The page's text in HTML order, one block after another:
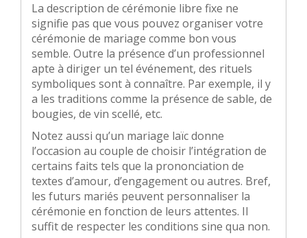
La description de cérémonie libre fixe ne
signifie pas que vous pouvez organiser votre
cérémonie de mariage comme bon vous
semble. Outre la présence d’un professionnel
apte à diriger un tel événement, des rituels
symboliques sont à connaître. Par exemple, il y
a les traditions comme la présence de sable, de
bougies, de vin scellé, etc.
Notez aussi qu’un mariage laïc donne
l’occasion au couple de choisir l’intégration de
certains faits tels que la prononciation de
textes d’amour, d’engagement ou autres. Bref,
les futurs mariés peuvent personnaliser la
cérémonie en fonction de leurs attentes. Il
suffit de respecter les conditions sine qua non.